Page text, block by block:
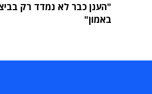
"הענן כבר לא נמדד רק
באמון"